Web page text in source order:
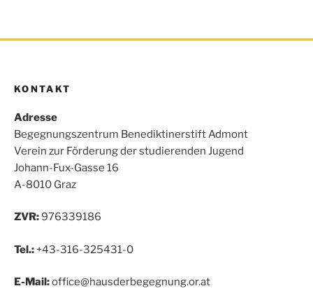
KONTAKT
Adresse
Begegnungszentrum Benediktinerstift Admont
Verein zur Förderung der studierenden Jugend
Johann-Fux-Gasse 16
A-8010 Graz
ZVR:976339186
Tel.: +43-316-325431-0
E-Mail:office@hausderbegegnung.or.at